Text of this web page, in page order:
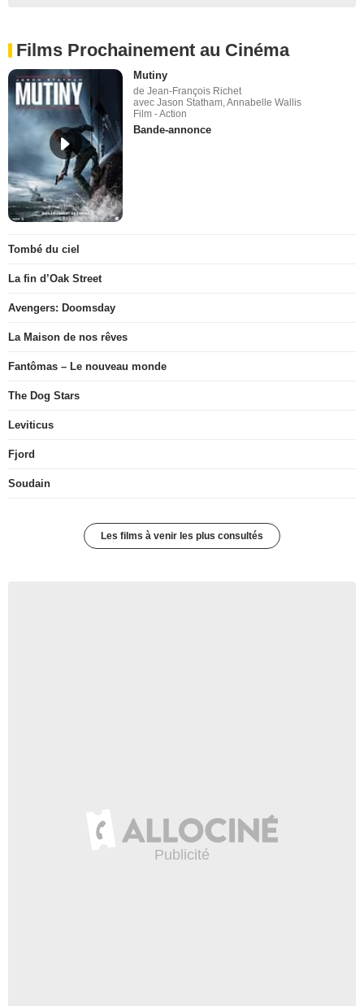
Films Prochainement au Cinéma
Mutiny
de Jean-François Richet
avec Jason Statham, Annabelle Wallis
Film - Action
Bande-annonce
Tombé du ciel
La fin d’Oak Street
Avengers: Doomsday
La Maison de nos rêves
Fantômas – Le nouveau monde
The Dog Stars
Leviticus
Fjord
Soudain
Les films à venir les plus consultés